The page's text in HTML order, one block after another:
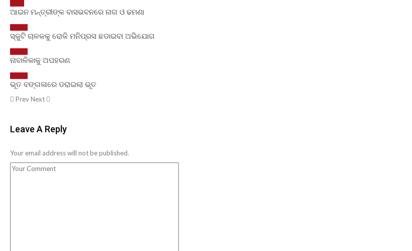
ଓଡ଼ିଶା
ଆଇନ ମନ୍ତ୍ରୀଙ୍କ ବାସଭବନରେ ନାଗ ଓ ଢମଣା
ଅପରାଧ
ସ୍କୁଟି ଚାଳକକୁ ରୋକି ମନିପ୍ରସ ଛଡାଇବା ଅଭିଯୋଗ
ଅପରାଧ
ନାବାଳିକାକୁ ଅପହରଣ
ଅପରାଧ
ଭୂତ ବଙ୍ଗଳାରେ ଡରାଇଲା ଭୂତ
PrevNext
Leave A Reply
Your email address will not be published.